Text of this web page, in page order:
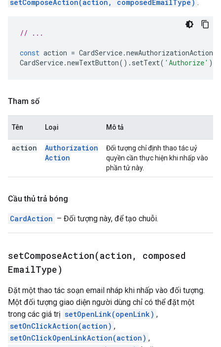
setComposeAction(action, composedEmailType) .
// ...
const action = CardService.newAuthorizationAction
CardService.newTextButton(). setText( 'Authorize' ).
Tham số
Tên Loại Mô tả
action
Authorization
Action
Đối tượng chỉ định thao tác uỷ
quyền cần thực hiện khi nhấp vào
phần tử này.
Cầu thủ trả bóng
CardAction – Đối tượng này, để tạo chuỗi.
setComposeAction(action ,
composed
EmailType)
Đặt một thao tác soạn email nháp khi nhấp vào đối tượng.
Một đối tượng giao diện người dùng chỉ có thể đặt một
trong các giá trị setOpenLink(openLink) ,
setOnClickAction(action) ,
setOnClickOpenLinkAction(action) ,